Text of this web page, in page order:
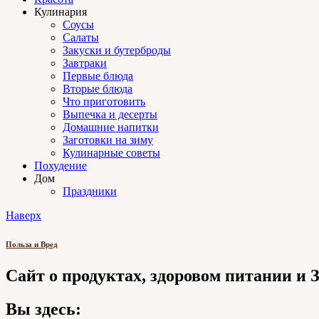
Кулинария
Соусы
Салаты
Закуски и бутерброды
Завтраки
Первые блюда
Вторые блюда
Что приготовить
Выпечка и десерты
Домашние напитки
Заготовки на зиму
Кулинарные советы
Похудение
Дом
Праздники
Наверх
Польза и Вред
Сайт о продуктах, здоровом питании
Вы здесь: